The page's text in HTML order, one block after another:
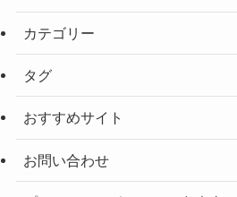
カテゴリー
タグ
おすすめサイト
お問い合わせ